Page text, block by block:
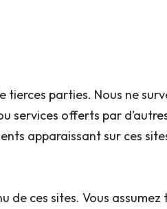
parties. Nous ne
services offerts par
apparaissant sur ces
ces sites. Vous assumez